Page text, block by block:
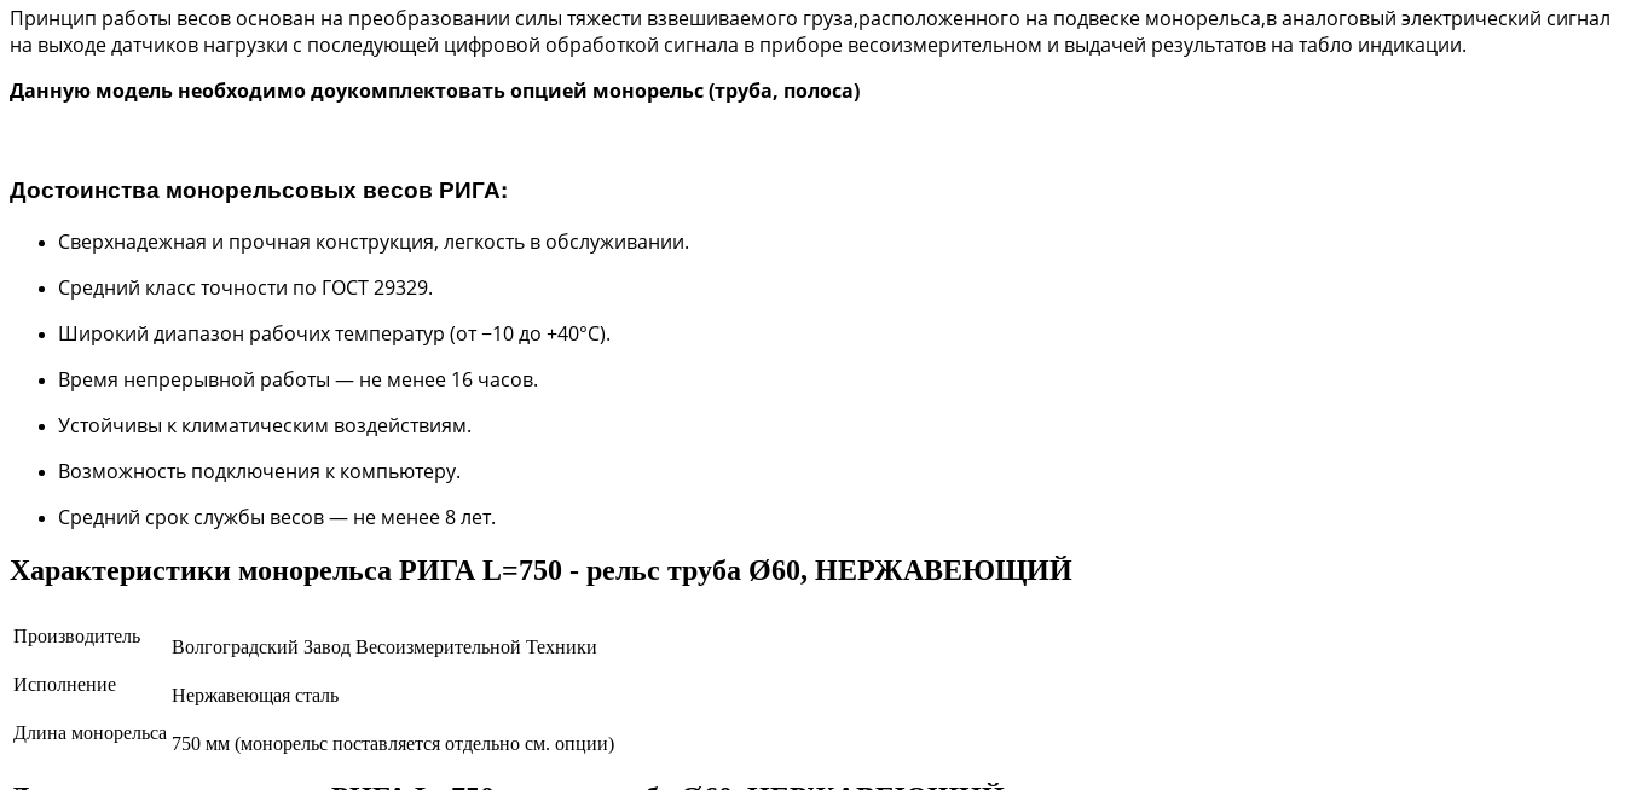
Принцип работы весов основан на преобразовании силы тяжести взвешиваемого груза,расположенного на подвеске монорельса,в аналоговый электрический сигнал
на выходе датчиков нагрузки с последующей цифровой обработкой сигнала в приборе весоизмерительном и выдачей результатов на табло индикации.
Данную модель необходимо доукомплектовать опцией монорельс (труба, полоса)
Достоинства монорельсовых весов РИГА:
Сверхнадежная и прочная конструкция, легкость в обслуживании.
Средний класс точности по ГОСТ 29329.
Широкий диапазон рабочих температур (от −10 до +40°С).
Время непрерывной работы — не менее 16 часов.
Устойчивы к климатическим воздействиям.
Возможность подключения к компьютеру.
Средний срок службы весов — не менее 8 лет.
Характеристики монорельса РИГА L=750 - рельс труба Ø60, НЕРЖАВЕЮЩИЙ
Производитель
Волгоградский Завод Весоизмерительной Техники
Исполнение
Нержавеющая сталь
Длина монорельса
750 мм (монорельс поставляется отдельно см. опции)